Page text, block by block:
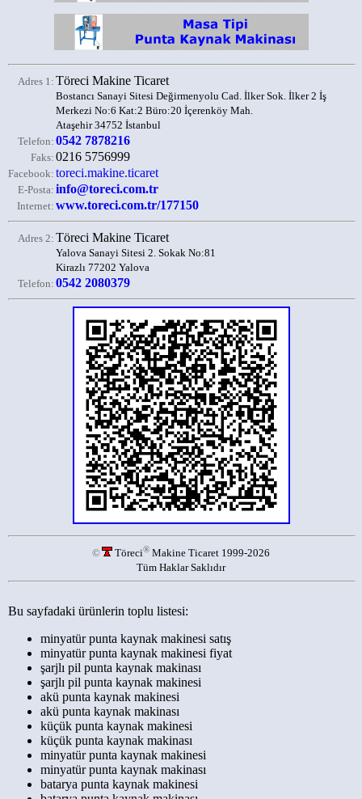
Adres 1: Töreci Makine Ticaret
Bostancı Sanayi Sitesi Değirmenyolu Cad. İlker Sok. İlker 2 İş
Merkezi No:6 Kat:2 Büro:20 İçerenköy Mah.
Ataşehir 34752 İstanbul
Telefon: 0542 7878216
Faks: 0216 5756999
Facebook: toreci.makine.ticaret
E-Posta: info@toreci.com.tr
Internet: www.toreci.com.tr/177150
Adres 2: Töreci Makine Ticaret
Yalova Sanayi Sitesi 2. Sokak No:81
Kirazlı 77202 Yalova
Telefon: 0542 2080379
© Töreci® Makine Ticaret 1999-2026
Tüm Haklar Saklıdır
Bu sayfadaki ürünlerin toplu listesi:
minyatür punta kaynak makinesi satış
minyatür punta kaynak makinesi fiyat
şarjlı pil punta kaynak makinası
şarjlı pil punta kaynak makinesi
akü punta kaynak makinesi
akü punta kaynak makinası
küçük punta kaynak makinesi
küçük punta kaynak makinası
minyatür punta kaynak makinesi
minyatür punta kaynak makinası
batarya punta kaynak makinesi